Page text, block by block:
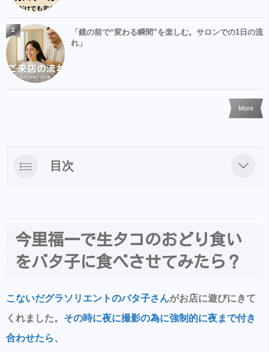
「鏡の前で“変わる瞬間”を楽しむ。サロンでの1日の流
れ」
2
More
目次
でも結局行ったとこは今里【福一】でした。
今里福一で生タコのおどり食い
をバタ子に食べさせてみたら？
こないだグラソリエントのバタ子さんがお店に遊びにきて
くれました。 その時に夜に撮影の為に強制的に夜まで付き
合わせたら、